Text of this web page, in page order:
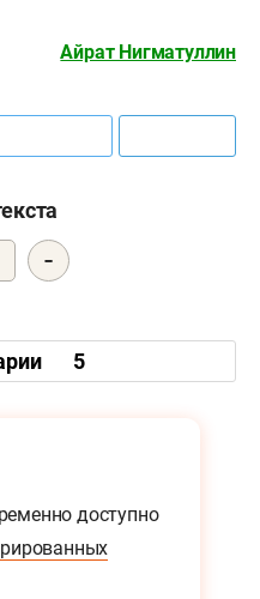
Айрат Нигматуллин
-
5
доступно